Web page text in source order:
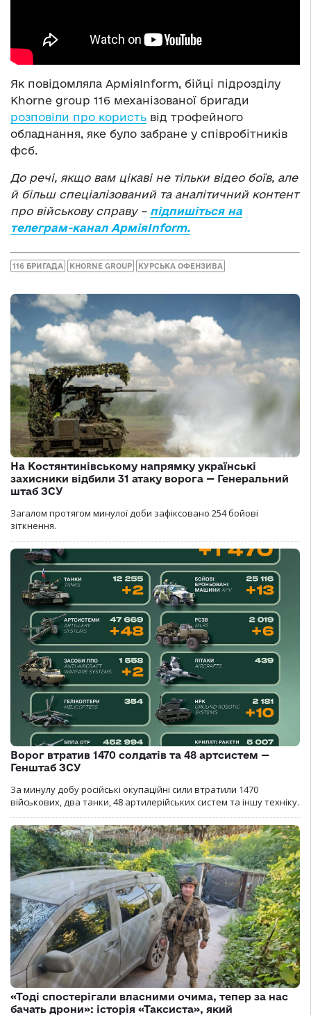
Як повідомляла АрміяInform, бійці підрозділу
Khorne group 116 механізованої бригади
розповіли про користь від трофейного
обладнання, яке було забране у співробітників
фсб.
До речі, якщо вам цікаві не тільки відео боїв, але
й більш спеціалізований та аналітичний контент
про військову справу – підпишіться на
телеграм-канал АрміяInform.
116 БРИГАДА KHORNE GROUP КУРСЬКА ОФЕНЗИВА
На Костянтинівському напрямку українські
захисники відбили 31 атаку ворога — Генеральний
штаб ЗСУ
Загалом протягом минулої доби зафіксовано 254 бойові
зіткнення.
Ворог втратив 1470 солдатів та 48 артсистем —
Генштаб ЗСУ
За минулу добу російські окупаційні сили втратили 1470
військових, два танки, 48 артилерійських систем та іншу техніку.
«Тоді спостерігали власними очима, тепер за нас
бачать дрони»: історія «Таксиста», який